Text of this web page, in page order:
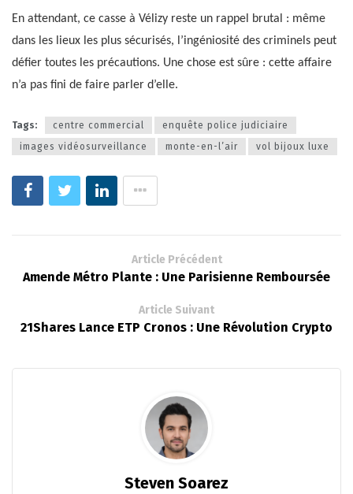
En attendant, ce casse à Vélizy reste un rappel brutal : même
dans les lieux les plus sécurisés, l’ingéniosité des criminels peut
défier toutes les précautions. Une chose est sûre : cette affaire
n’a pas fini de faire parler d’elle.
Tags: centre commercial
enquête police judiciaire
images vidéosurveillance
monte-en-l’air vol bijoux luxe
Article Précédent
Amende Métro Plante : Une Parisienne Remboursée
Article Suivant
21Shares Lance ETP Cronos : Une Révolution Crypto
Steven Soarez